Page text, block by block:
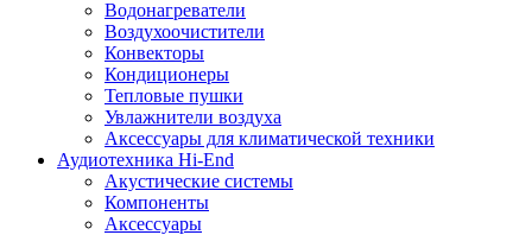
Водонагреватели
Воздухоочистители
Конвекторы
Кондиционеры
Тепловые пушки
Увлажнители воздуха
Аксессуары для климатической техники
Аудиотехника Hi-End
Акустические системы
Компоненты
Аксессуары